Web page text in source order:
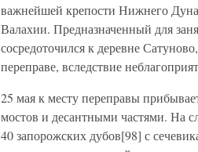
важнейшей крепости Нижнего
Валахии. Предназначенный для
сосредоточился к деревне
переправе, вследствие
25 мая к месту переправы
мостов и десантными частями. На
40 запорожских дубов[98] с